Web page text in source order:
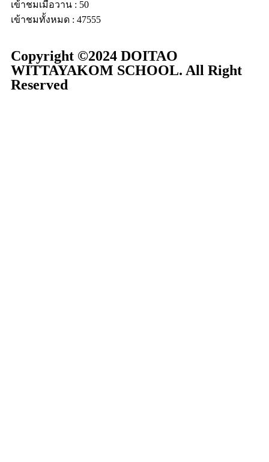
เข้าชมเมื่อวาน : 50
เข้าชมทั้งหมด : 47555
Copyright ©2024 DOITAO
WITTAYAKOM SCHOOL. All Right
Reserved